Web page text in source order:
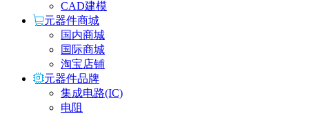
CAD建模
元器件商城
国内商城
国际商城
淘宝店铺
元器件品牌
集成电路(IC)
电阻